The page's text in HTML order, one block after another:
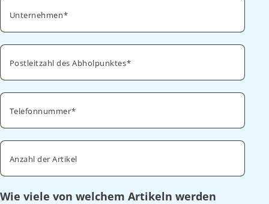
Unternehmen
Postleitzahl des Abholpunktes
Telefonnummer
Anzahl der Artikel
Wie viele von welchem Artikeln werden